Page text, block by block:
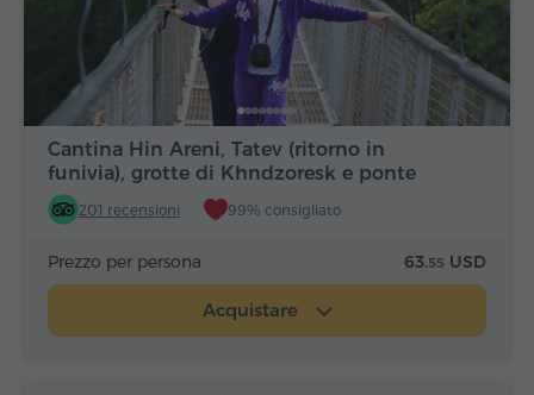
Cantina Hin Areni, Tatev (ritorno in
funivia), grotte di Khndzoresk e ponte
201 recensioni 99% consigliato
Prezzo per persona 63.55 USD
Acquistare